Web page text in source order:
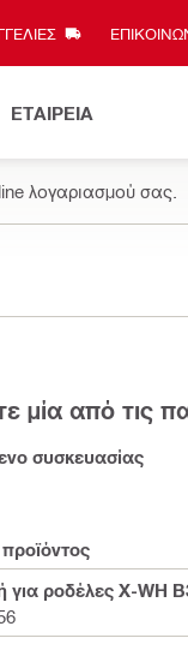
ΕΤΑΙΡΕΙΑ
λογαριασμού σας.
μία από τις
συσκευασίας
για ροδέλες X-WH